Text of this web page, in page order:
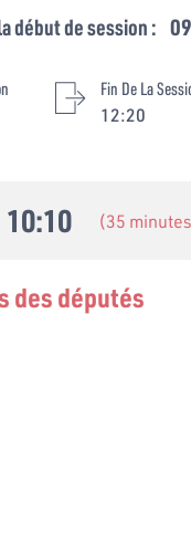
début de session :
Fin De La
12:20
10:10 (35
des députés